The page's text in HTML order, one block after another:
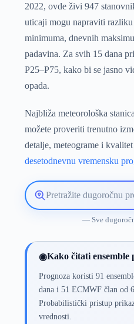
2022, ovde živi 947
uticaji mogu napraviti
minimuma, dnevnih
padavina. Za svih 15 dana
P25–P75, kako bi se jasno
opada.
Najbliža meteorološka
možete proveriti trenutno
detalje, meteograme i
desetodnevnu vremensku
Pretražite
lokaciju
— Sve
◉Kako čitati ensemble
Prognoza koristi 91
dana i 51 ECMWF član od
Probabilistički pristup
vrednosti.